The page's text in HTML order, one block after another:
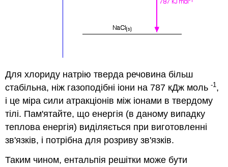
Для хлориду натрію тверда речовина більш
стабільна, ніж газоподібні іони на 787 кДж моль-1,
і це міра сили атракціонів між іонами в твердому
тілі. Пам'ятайте, що енергія (в даному випадку
теплова енергія) виділяється при виготовленні
зв'язків, і потрібна для розриву зв'язків.
Таким чином, ентальпія решітки може бути